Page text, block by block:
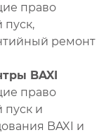
право
пуск,
ремонт
BAXI
право
пуск и
BAXI и